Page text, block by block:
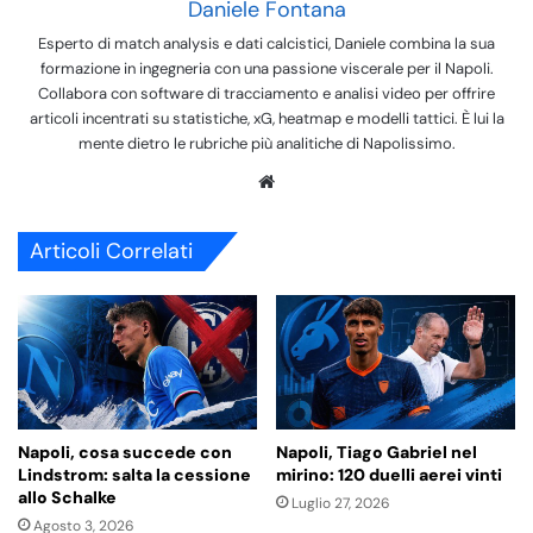
Daniele Fontana
Esperto di match analysis e dati calcistici, Daniele combina la sua
formazione in ingegneria con una passione viscerale per il Napoli.
Collabora con software di tracciamento e analisi video per offrire
articoli incentrati su statistiche, xG, heatmap e modelli tattici. È lui la
mente dietro le rubriche più analitiche di Napolissimo.
Articoli Correlati
Napoli, cosa succede con
Lindstrom: salta la cessione
allo Schalke
Agosto 3, 2026
Napoli, Tiago Gabriel nel
mirino: 120 duelli aerei vinti
Luglio 27, 2026